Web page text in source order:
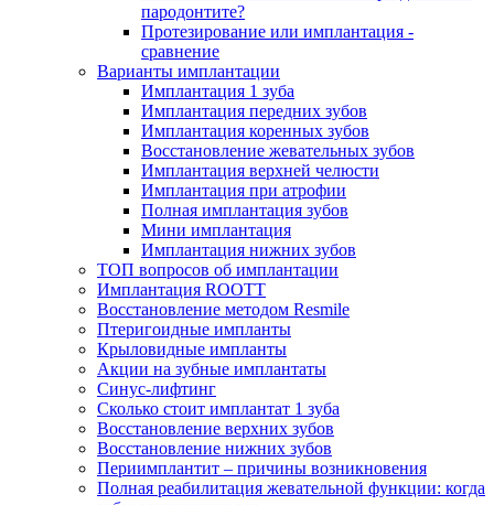
пародонтите?
Протезирование или имплантация -
сравнение
Варианты имплантации
Имплантация 1 зуба
Имплантация передних зубов
Имплантация коренных зубов
Восстановление жевательных зубов
Имплантация верхней челюсти
Имплантация при атрофии
Полная имплантация зубов
Мини имплантация
Имплантация нижних зубов
ТОП вопросов об имплантации
Имплантация ROOTT
Восстановление методом Resmile
Птеригоидные импланты
Крыловидные импланты
Акции на зубные имплантаты
Синус-лифтинг
Сколько стоит имплантат 1 зуба
Восстановление верхних зубов
Восстановление нижних зубов
Периимплантит – причины возникновения
Полная реабилитация жевательной функции: когда